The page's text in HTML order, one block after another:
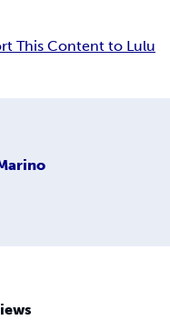
This Content to Lulu